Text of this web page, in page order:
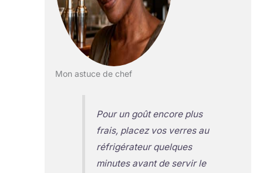
Mon astuce de chef
Pour un goût encore plus
frais, placez vos verres au
réfrigérateur quelques
minutes avant de servir le